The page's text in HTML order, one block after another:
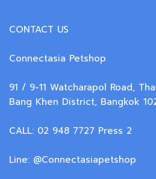
CONTACT US
Connectasia Petshop
91 / 9-11 Watcharapol Road,
Bang Khen District, Bangkok
CALL: 02 948 7727 Press 2
Line: @Connectasiapetshop